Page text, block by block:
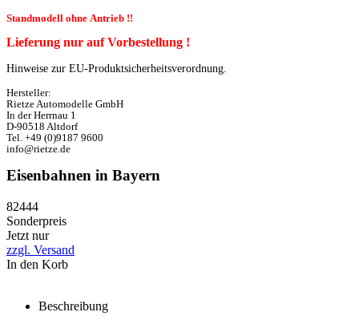
Standmodell ohne Antrieb !!
Lieferung nur auf Vorbestellung !
Hinweise zur EU-Produktsicherheitsverordnung.
Hersteller:
Rietze Automodelle GmbH
In der Herrnau 1
D-90518 Altdorf
Tel. +49 (0)9187 9600
info@rietze.de
Eisenbahnen in Bayern
82444
Sonderpreis
Jetzt nur
zzgl. Versand
In den Korb
Beschreibung